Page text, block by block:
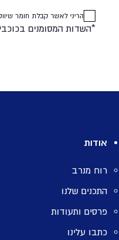
הריני לאשר קבלת חומר
*השדות המסומנים
אודות
רוח מנרב
התכנים שלנו
פרסים ותעודות
כתבו עלינו